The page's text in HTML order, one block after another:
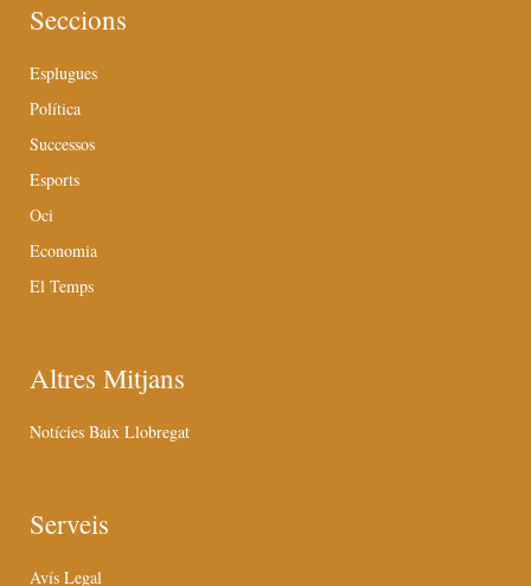
Seccions
Esplugues
Política
Successos
Esports
Oci
Economia
El Temps
Altres Mitjans
Notícies Baix Llobregat
Serveis
Avís Legal